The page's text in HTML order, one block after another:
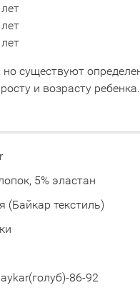
существуют
и возрасту ребенка.
5% эластан
(Байкар текстиль)
86-92